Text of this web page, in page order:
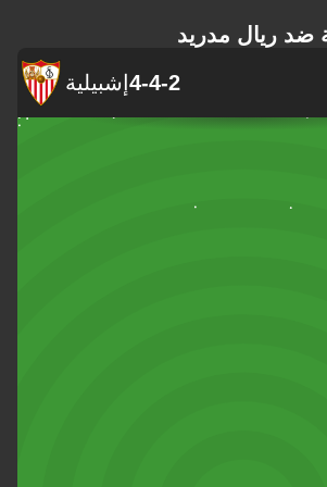
ضد ريال مدريد
إشبيلية 4-4-2